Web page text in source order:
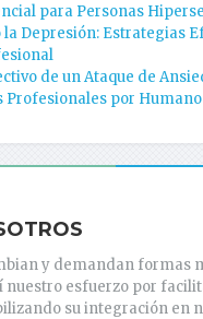
para Personas
Depresión: Estrategias
de un Ataque de
Profesionales por
y demandan formas
nuestro esfuerzo por
su integración en